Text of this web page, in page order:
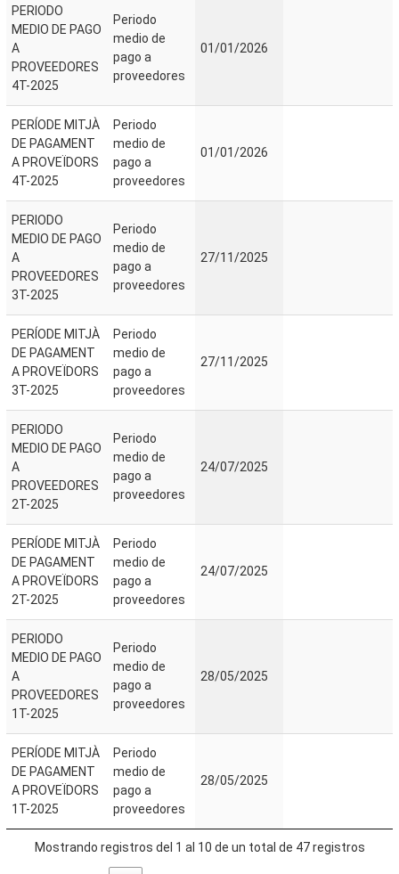
PERIODO
MEDIO DE PAGO
A
PROVEEDORES
4T-2025
Periodo
medio de
pago a
proveedores
01/01/2026
PERÍODE MITJÀ
DE PAGAMENT
A PROVEÏDORS
4T-2025
Periodo
medio de
pago a
proveedores
01/01/2026
PERIODO
MEDIO DE PAGO
A
PROVEEDORES
3T-2025
Periodo
medio de
pago a
proveedores
27/11/2025
PERÍODE MITJÀ
DE PAGAMENT
A PROVEÏDORS
3T-2025
Periodo
medio de
pago a
proveedores
27/11/2025
PERIODO
MEDIO DE PAGO
A
PROVEEDORES
2T-2025
Periodo
medio de
pago a
proveedores
24/07/2025
PERÍODE MITJÀ
DE PAGAMENT
A PROVEÏDORS
2T-2025
Periodo
medio de
pago a
proveedores
24/07/2025
PERIODO
MEDIO DE PAGO
A
PROVEEDORES
1T-2025
Periodo
medio de
pago a
proveedores
28/05/2025
PERÍODE MITJÀ
DE PAGAMENT
A PROVEÏDORS
1T-2025
Periodo
medio de
pago a
proveedores
28/05/2025
Mostrando registros del 1 al 10 de un total de 47 registros